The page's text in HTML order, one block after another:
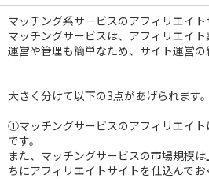
マッチング系サービスのアフィリエイト
マッチングサービスは、アフィリエイ
運営や管理も簡単なため、サイト運営
大きく分けて以下の3点があげられます。
①マッチングサービスのアフィリエイ
です。
また、マッチングサービスの市場規模
ちにアフィリエイトサイトを仕込んで